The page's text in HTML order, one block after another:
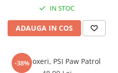
IN STOC
ADAUGA IN COS
-38%
Slip boxeri, PSI Paw Patrol